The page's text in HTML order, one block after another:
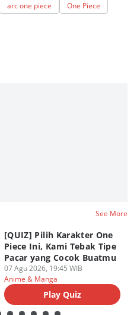
arc one piece
One Piece
See More
[QUIZ] Pilih Karakter One
Piece Ini, Kami Tebak Tipe
Pacar yang Cocok Buatmu
07 Agu 2026, 19:45 WIB
Anime & Manga
Play Quiz